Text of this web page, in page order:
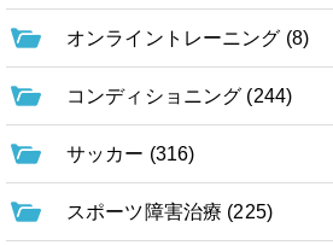
オンライントレーニング (8)
コンディショニング (244)
サッカー (316)
スポーツ障害治療 (225)